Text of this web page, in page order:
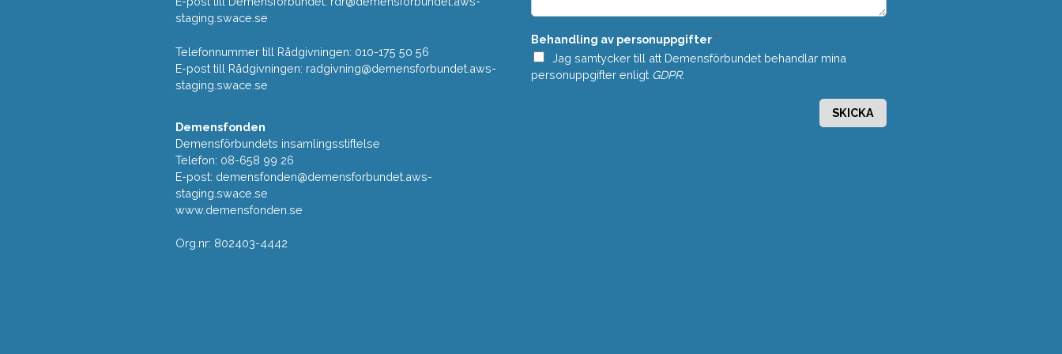
staging.swace.se
Telefonnummer till Rådgivningen: 010-175 50 56
E-post till Rådgivningen: radgivning@demensforbundet.aws-
staging.swace.se
Demensfonden
Demensförbundets insamlingsstiftelse
Telefon: 08-658 99 26
E-post: demensfonden@demensforbundet.aws-
staging.swace.se
www.demensfonden.se
Org.nr: 802403-4442
a
d
e
*
Behandling av personuppgifter *
Jag samtycker till att Demensförbundet behandlar mina
personuppgifter enligt GDPR.
SKICKA